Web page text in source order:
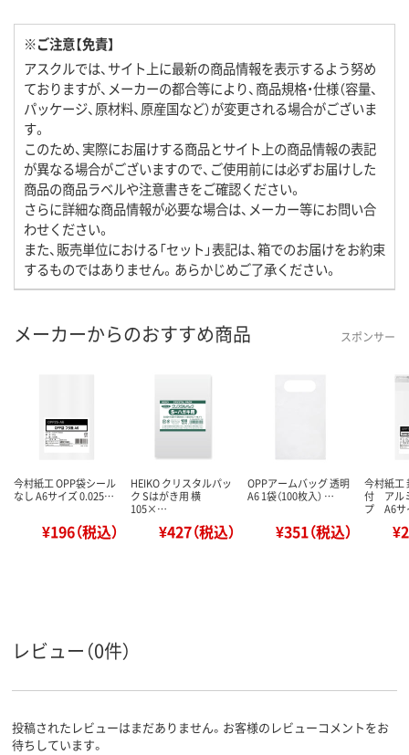
※ご注意【免責】
アスクルでは、サイト上に最新の商品情報を表示するよう努め
ておりますが、メーカーの都合等により、商品規格・仕様（容量、
パッケージ、原材料、原産国など）が変更される場合がございま
す。
このため、実際にお届けする商品とサイト上の商品情報の表記
が異なる場合がございますので、ご使用前には必ずお届けした
商品の商品ラベルや注意書きをご確認ください。
さらに詳細な商品情報が必要な場合は、メーカー等にお問い合
わせください。
また、販売単位における「セット」表記は、箱でのお届けをお約束
するものではありません。あらかじめご了承ください。
メーカーからのおすすめ商品 スポンサー
今村紙工 OPP袋シール
なし A6サイズ 0.025…
¥196（税込）
HEIKO クリスタルパッ
ク Sはがき用 横
105×…
¥427（税込）
OPPアームバッグ 透明
A6 1袋（100枚入） …
¥351（税込）
今村紙工
付 アル
プ A6
レビュー（0件）
投稿されたレビューはまだありません。お客様のレビューコメントをお
待ちしています。